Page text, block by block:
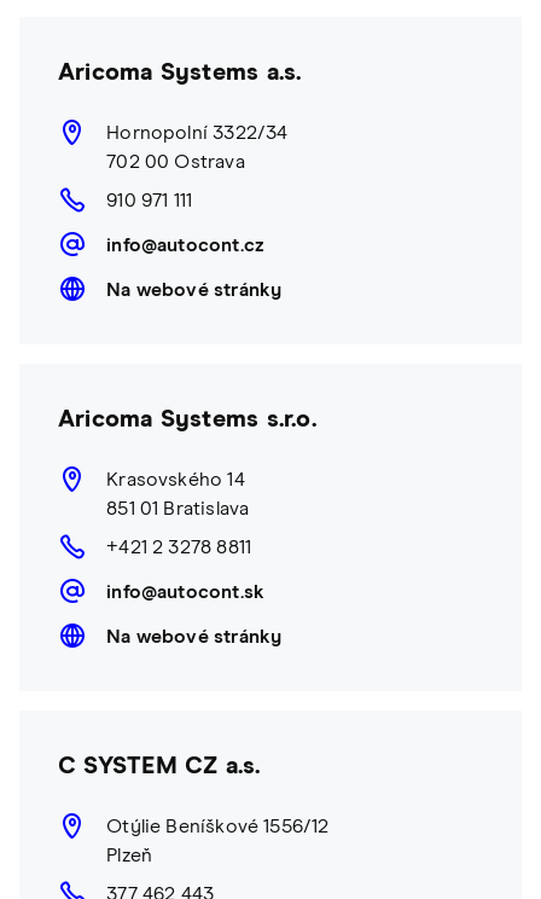
Aricoma Systems a.s.
Hornopolní 3322/34
702 00 Ostrava
910 971 111
info@autocont.cz
Na webové stránky
Aricoma Systems s.r.o.
Krasovského 14
851 01 Bratislava
+421 2 3278 8811
info@autocont.sk
Na webové stránky
C SYSTEM CZ a.s.
Otýlie Beníškové 1556/12
Plzeň
377 462 443